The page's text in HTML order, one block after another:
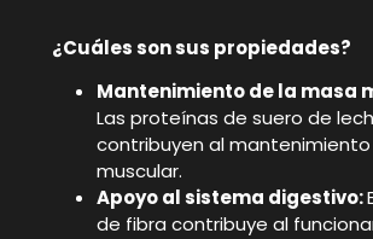
¿Cuáles son sus propiedades?
Mantenimiento de la masa
Las proteínas de suero de
contribuyen al
muscular.
Apoyo al sistema digestivo:
de fibra contribuye al